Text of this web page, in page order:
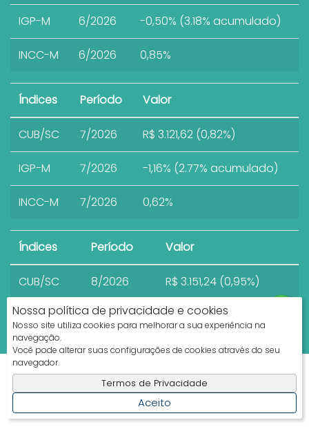
Nossa política de privacidade e cookies
Nosso site utiliza cookies para melhorar a sua experiência na
navegação.
Você pode alterar suas configurações de cookies através do seu
navegador.
Termos de Privacidade
Aceito
IGP-M 6/2026 -0,50% (3.18% acumulado)
INCC-M 6/2026 0,85%
Índices Período Valor
CUB/SC 7/2026 R$ 3.121,62 (0,82%)
IGP-M 7/2026 -1,16% (2.77% acumulado)
INCC-M 7/2026 0,62%
Índices Período Valor
CUB/SC 8/2026 R$ 3.151,24 (0,95%)
Apresenta.me ~ Plataforma Imobiliária
Copyright © 2026 ~ 0.0000s